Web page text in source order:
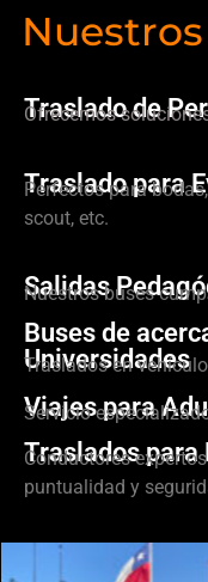
Traslado de
Ofrecemos
Traslado para
Perfectos para
scout, etc.
Salidas
Nuestros buses
Buses de
Universidades
Traslados en
Viajes para
Servicio
Traslados para
Conductores
puntualidad y